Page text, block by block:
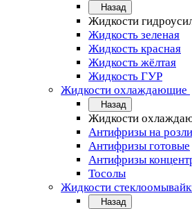
Назад
Жидкости
Жидкость зеленая
Жидкость красная
Жидкость жёлтая
Жидкость ГУР
Жидкости охлаждающие
Назад
Жидкости
Антифризы на
Антифризы готовые
Антифризы
Тосолы
Жидкости
Назад